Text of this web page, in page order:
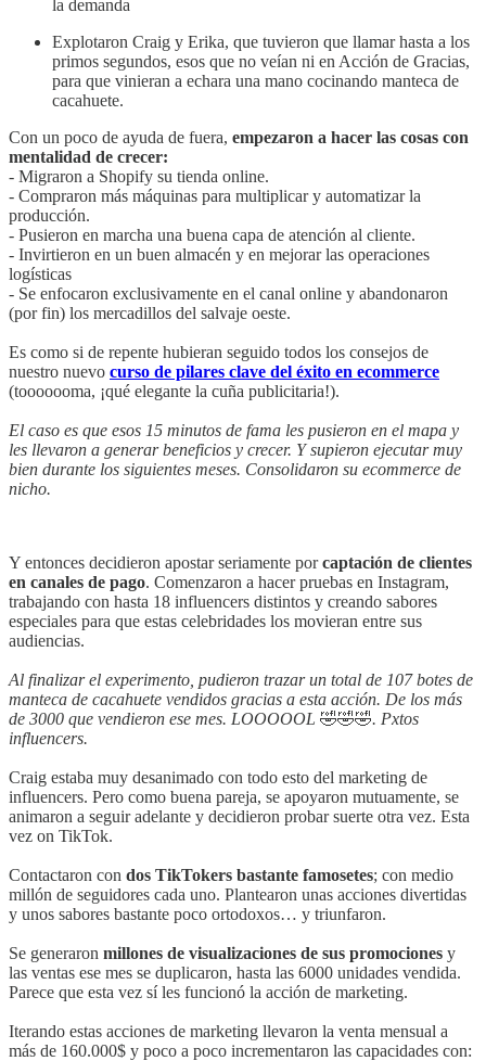
la demanda
Explotaron Craig y Erika, que tuvieron que llamar hasta a los
primos segundos, esos que no veían ni en Acción de Gracias,
para que vinieran a echara una mano cocinando manteca de
cacahuete.
Con un poco de ayuda de fuera, empezaron a hacer las cosas con
mentalidad de crecer:
- Migraron a Shopify su tienda online.
- Compraron más máquinas para multiplicar y automatizar la
producción.
- Pusieron en marcha una buena capa de atención al cliente.
- Invirtieron en un buen almacén y en mejorar las operaciones
logísticas
- Se enfocaron exclusivamente en el canal online y abandonaron
(por fin) los mercadillos del salvaje oeste.
Es como si de repente hubieran seguido todos los consejos de
nuestro nuevo curso de pilares clave del éxito en ecommerce
(tooooooma, ¡qué elegante la cuña publicitaria!).
El caso es que esos 15 minutos de fama les pusieron en el mapa y
les llevaron a generar beneficios y crecer. Y supieron ejecutar muy
bien durante los siguientes meses. Consolidaron su ecommerce de
nicho.
Y entonces decidieron apostar seriamente porcaptación de clientes
en canales de pago. Comenzaron a hacer pruebas en Instagram,
trabajando con hasta 18 influencers distintos y creando sabores
especiales para que estas celebridades los movieran entre sus
audiencias.
Al finalizar el experimento, pudieron trazar un total de 107 botes de
manteca de cacahuete vendidos gracias a esta acción. De los más
de 3000 que vendieron ese mes. LOOOOOL 🤣🤣🤣. Pxtos
influencers.
Craig estaba muy desanimado con todo esto del marketing de
influencers. Pero como buena pareja, se apoyaron mutuamente, se
animaron a seguir adelante y decidieron probar suerte otra vez. Esta
vez on TikTok.
Contactaron con dos TikTokers bastante famosetes; con medio
millón de seguidores cada uno. Plantearon unas acciones divertidas
y unos sabores bastante poco ortodoxos… y triunfaron.
Se generaron millones de visualizaciones de sus promociones y
las ventas ese mes se duplicaron, hasta las 6000 unidades vendida.
Parece que esta vez sí les funcionó la acción de marketing.
Iterando estas acciones de marketing llevaron la venta mensual a
más de 160.000$ y poco a poco incrementaron las capacidades con: